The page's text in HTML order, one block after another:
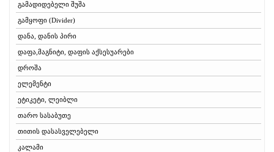
გამადიდებელი შუშა
გამყოფი (Divider)
დანა, დანის პირი
დაფა,მაგნიტი, დაფის აქსესუარები
დროშა
ელემენტი
ეტიკეტი, ლეიბლი
თარო სასაბუთე
თითის დასასველებელი
კალამი